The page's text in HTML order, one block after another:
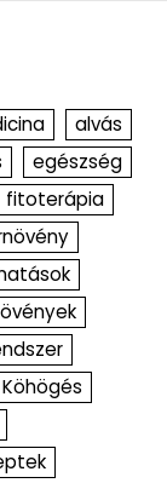
alvás
egészség
fitoterápia
Köhögés